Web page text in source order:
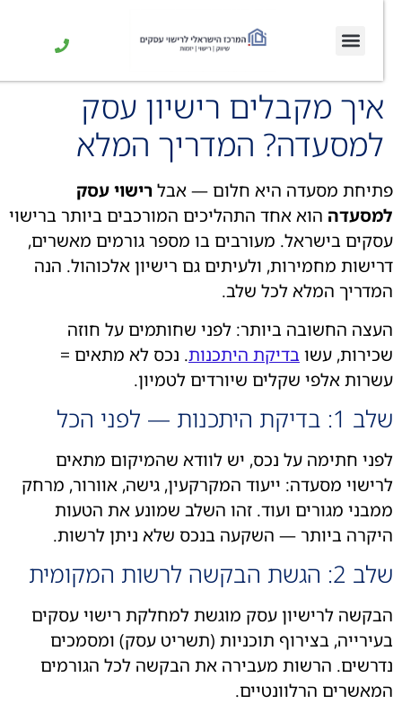
איך מקבלים רישיון עסק
למסעדה? המדריך המלא
מסעדה היא חלום — אבלרישוי עסק
הוא אחד התהליכים המורכבים ביותר ברישוי
בישראל. מעורבים בו מספר גורמים מאשרים,
מחמירות, ולעיתים גם רישיון אלכוהול. הנה
המלא לכל שלב.
החשובה ביותר: לפני שחותמים על חוזה
עשובדיקת היתכנות. נכס לא מתאים =
אלפי שקלים שיורדים לטמיון.
היתכנות — לפני הכל
חתימה על נכס, יש לוודא שהמיקום מתאים
מסעדה: ייעוד המקרקעין, גישה, אוורור, מרחק
מגורים ועוד. זהו השלב שמונע את הטעות
ביותר — השקעה בנכס שלא ניתן לרשות.
הבקשה לרשות המקומית
לרישיון עסק מוגשת למחלקת רישוי עסקים
בצירוף תוכניות (תשריט עסק) ומסמכים
הרשות מעבירה את הבקשה לכל הגורמים
הרלוונטיים.